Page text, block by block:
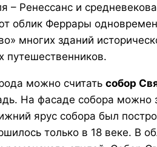
– Ренессанс и
облик Феррары
многих зданий
можно считать собор
На фасаде собора можно
ярус собора был
только в 18 веке. В